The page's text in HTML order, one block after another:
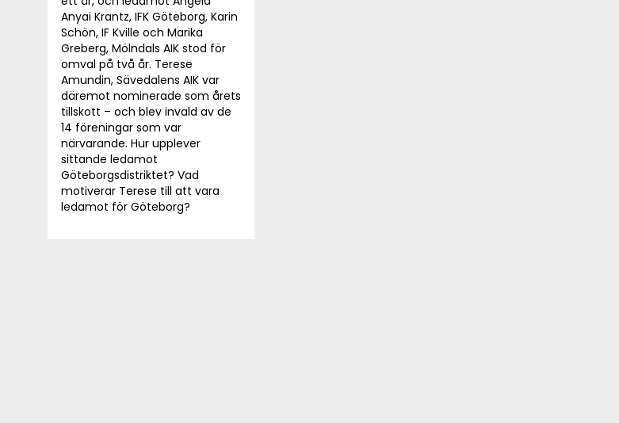
Anyai Krantz, IFK Göteborg, Karin
Schön, IF Kville och Marika
Greberg, Mölndals AIK stod för
omval på två år. Terese
Amundin, Sävedalens AIK var
däremot nominerade som årets
tillskott – och blev invald av de
14 föreningar som var
närvarande. Hur upplever
sittande ledamot
Göteborgsdistriktet? Vad
motiverar Terese till att vara
ledamot för Göteborg?